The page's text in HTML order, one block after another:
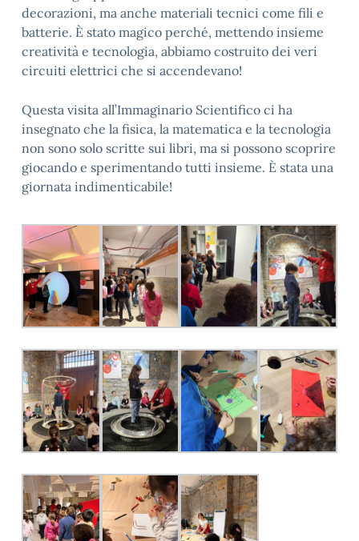
decorazioni, ma anche materiali tecnici come fili e
batterie. È stato magico perché, mettendo insieme
creatività e tecnologia, abbiamo costruito dei veri
circuiti elettrici che si accendevano!
Questa visita all’Immaginario Scientifico ci ha
insegnato che la fisica, la matematica e la tecnologia
non sono solo scritte sui libri, ma si possono scoprire
giocando e sperimentando tutti insieme. È stata una
giornata indimenticabile!